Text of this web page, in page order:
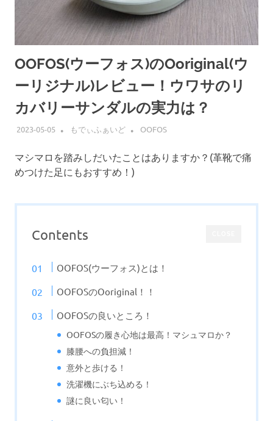
OOFOS(ウーフォス)のOoriginal(ウ
ーリジナル)レビュー！ウワサのリ
カバリーサンダルの実力は？
2023-05-05 もでぃふぁいど OOFOS
マシマロを踏みしだいたことはありますか？(革靴で痛
めつけた足にもおすすめ！)
Contents
OOFOS(ウーフォス)とは！
OOFOSのOoriginal！！
OOFOSの良いところ！
OOFOSの履き心地は最高！マシュマロか？
膝腰への負担減！
意外と歩ける！
洗濯機にぶち込める！
謎に良い匂い！